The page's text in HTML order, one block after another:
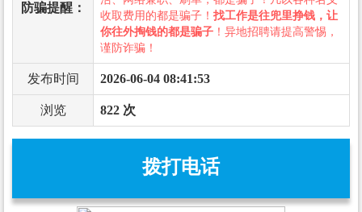
防骗提醒：
收取费用的都是骗子！ 找工作是往兜里挣钱，让
你往外掏钱的都是骗子 ！异地招聘请提高警惕，
谨防诈骗！
发布时间 2026-06-04 08:41:53
浏览 822 次
拨打电话